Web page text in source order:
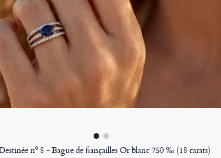
nº 8 - Bague de fiançailles Or blanc 750 ‰ (18 carats)